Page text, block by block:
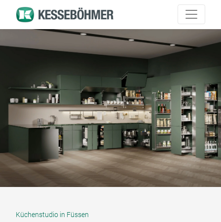
Küchenstudio in Füssen